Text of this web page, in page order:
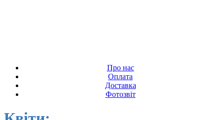
Про нас
Оплата
Доставка
Фотозвіт